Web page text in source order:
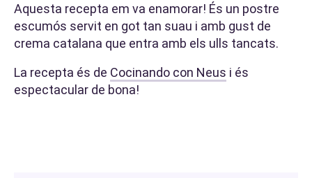
Aquesta recepta em va enamorar! És un postre
escumós servit en got tan suau i amb gust de
crema catalana que entra amb els ulls tancats.
La recepta és de Cocinando con Neus i és
espectacular de bona!